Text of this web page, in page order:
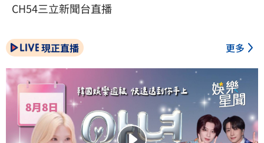
CH54三立新聞台直播
現正直播 更多